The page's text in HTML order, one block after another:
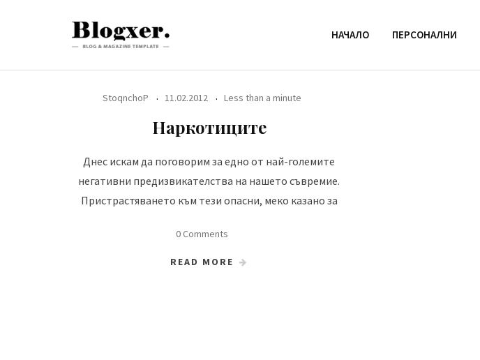
НАЧАЛО ПЕРСОНАЛНИ
StoqnchoP 11.02.2012 Less than a minute
Наркотиците
Днес искам да поговорим за едно от най-големите
негативни предизвикателства на нашето съвремие.
Пристрастяването към тези опасни, меко казано за
0 Comments
READ MORE